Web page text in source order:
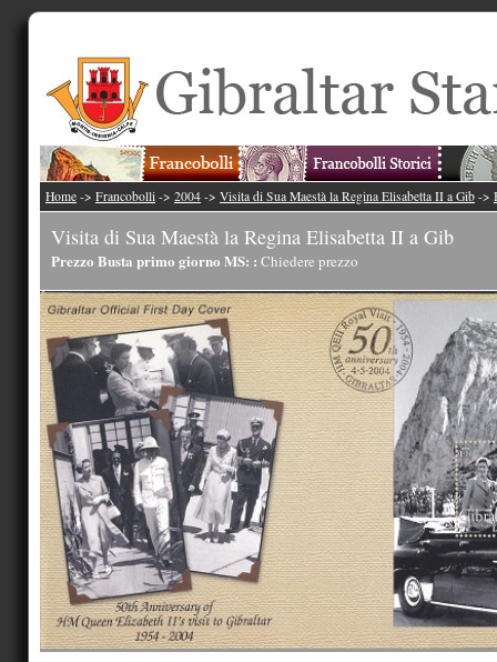
Home -> Francobolli -> 2004 -> Visita di Sua Maestà la Regina Elisabetta II a Gib ->
Visita di Sua Maestà la Regina Elisabetta II a Gib
Prezzo Busta primo giorno MS: : Chiedere prezzo